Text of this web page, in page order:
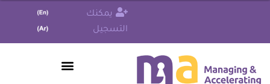
يمكنك
التسجيل